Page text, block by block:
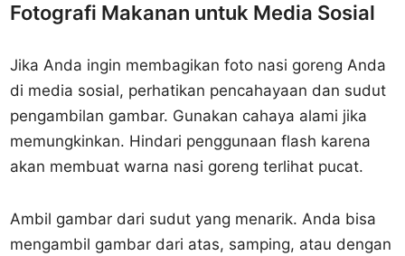
Fotografi Makanan untuk Media Sosial
Jika Anda ingin membagikan foto nasi goreng Anda
di media sosial, perhatikan pencahayaan dan sudut
pengambilan gambar. Gunakan cahaya alami jika
memungkinkan. Hindari penggunaan flash karena
akan membuat warna nasi goreng terlihat pucat.
Ambil gambar dari sudut yang menarik. Anda bisa
mengambil gambar dari atas, samping, atau dengan